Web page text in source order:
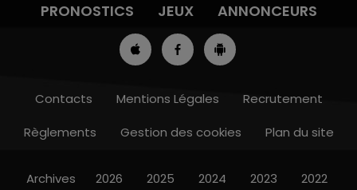
7h00 - 10h00
PRONOSTICS
JEUX ANNONCEURS
Contacts Mentions Légales
Recrutement
Règlements
Gestion des cookies Plan du site
Archives 2026 2025 2024 2023 2022